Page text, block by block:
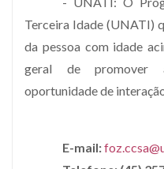
Terceira Idade (UNATI)
da pessoa com idade
geral de promover
oportunidade de
E-mail: